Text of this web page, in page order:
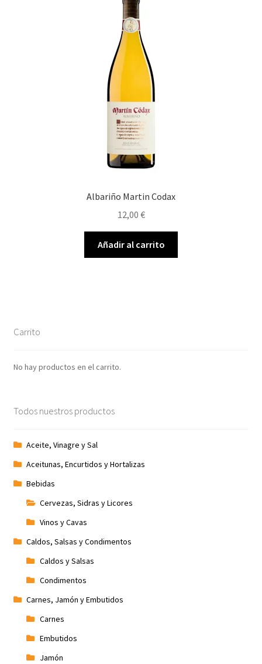
Albariño Martin Codax
12,00 €
Añadir al carrito
Carrito
No hay productos en el carrito.
Todos nuestros productos
Aceite, Vinagre y Sal
Aceitunas, Encurtidos y Hortalizas
Bebidas
Cervezas, Sidras y Licores
Vinos y Cavas
Caldos, Salsas y Condimentos
Caldos y Salsas
Condimentos
Carnes, Jamón y Embutidos
Carnes
Embutidos
Jamón